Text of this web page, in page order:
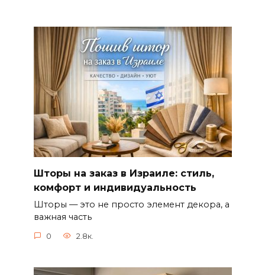
Шторы на заказ в Израиле: стиль,
комфорт и индивидуальность
Шторы — это не просто элемент декора, а
важная часть
0 2.8к.